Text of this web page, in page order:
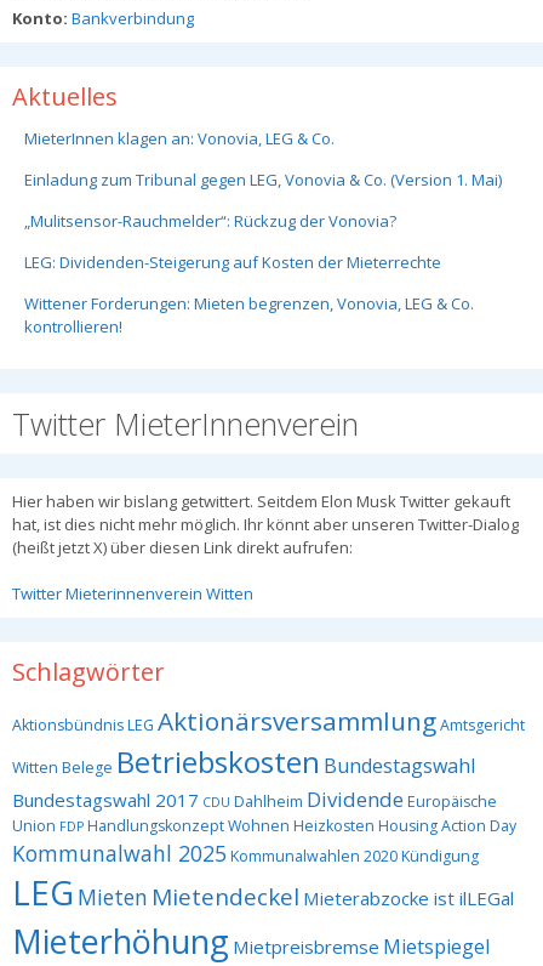
Konto: Bankverbindung
Aktuelles
MieterInnen klagen an: Vonovia, LEG & Co.
Einladung zum Tribunal gegen LEG, Vonovia & Co. (Version 1. Mai)
„Mulitsensor-Rauchmelder“: Rückzug der Vonovia?
LEG: Dividenden-Steigerung auf Kosten der Mieterrechte
Wittener Forderungen: Mieten begrenzen, Vonovia, LEG & Co.
kontrollieren!
Twitter MieterInnenverein
Hier haben wir bislang getwittert. Seitdem Elon Musk Twitter gekauft
hat, ist dies nicht mehr möglich. Ihr könnt aber unseren Twitter-Dialog
(heißt jetzt X) über diesen Link direkt aufrufen:
Twitter Mieterinnenverein Witten
Schlagwörter
Aktionsbündnis LEG AktionärsversammlungAmtsgericht
Witten Belege Betriebskosten Bundestagswahl
Bundestagswahl 2017 CDU Dahlheim DividendeEuropäische
Union FDP Handlungskonzept Wohnen Heizkosten Housing Action Day
Kommunalwahl 2025 Kommunalwahlen 2020Kündigung
LEG Mieten Mietendeckel Mieterabzocke ist ilLEGal
Mieterhöhung Mietpreisbremse Mietspiegel